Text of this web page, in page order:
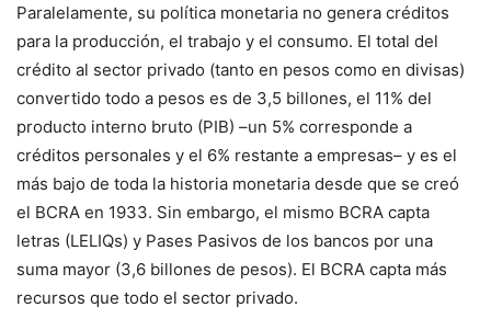
Paralelamente, su política monetaria no genera créditos
para la producción, el trabajo y el consumo. El total del
crédito al sector privado (tanto en pesos como en divisas)
convertido todo a pesos es de 3,5 billones, el 11% del
producto interno bruto (PIB) –un 5% corresponde a
créditos personales y el 6% restante a empresas– y es el
más bajo de toda la historia monetaria desde que se creó
el BCRA en 1933. Sin embargo, el mismo BCRA capta
letras (LELIQs) y Pases Pasivos de los bancos por una
suma mayor (3,6 billones de pesos). El BCRA capta más
recursos que todo el sector privado.